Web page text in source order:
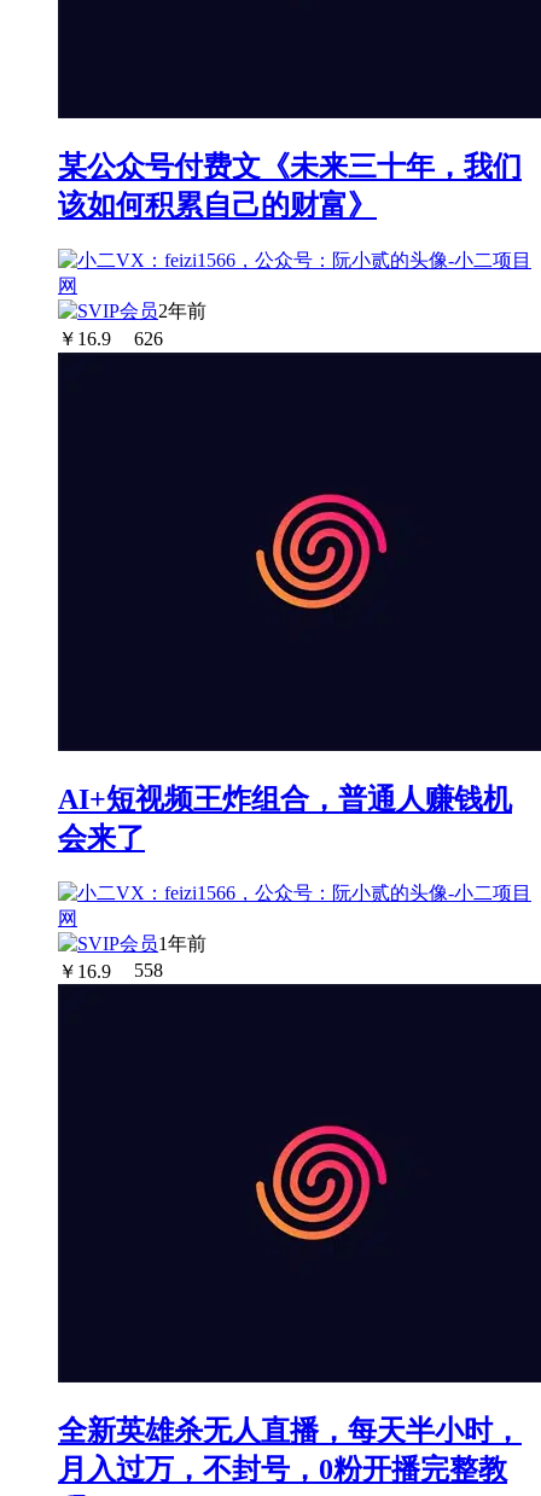
某公众号付费文《未来三十年，我们
该如何积累自己的财富》
2年前
￥ 16.9 626
AI+短视频王炸组合，普通人赚钱机
会来了
1年前
￥ 16.9 558
全新英雄杀无人直播，每天半小时，
月入过万，不封号，0粉开播完整教